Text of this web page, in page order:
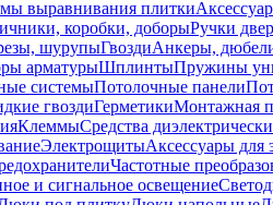
выравнивания плитки
коробки, доборыРучки
шурупыГвоздиАнкеры,
арматурыШплинтыПружины
системыПотолочные панели
гвоздиГерметикиМонтажная
КлеммыСредства
ЭлектрощитыАксессуары для
Частотные
и сигнальное освещение